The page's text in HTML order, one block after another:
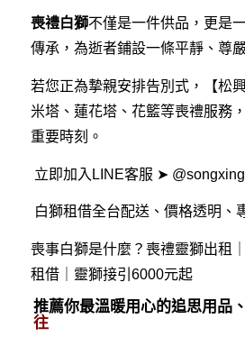
喪禮白獅不僅是一件供品，更是
傳承，為逝者鋪設一條平靜、尊
若您正為摯親安排告別式，【松
米塔、蓮花塔、花籃等喪禮服務
重要時刻。
立即加入LINE客服 ➤ @songxing
白獅租借全台配送、價格透明、
喪事白獅是什麼？喪禮靈獅出租
租借｜靈獅接引6000元起
推薦你最溫暖用心的追思用品
往